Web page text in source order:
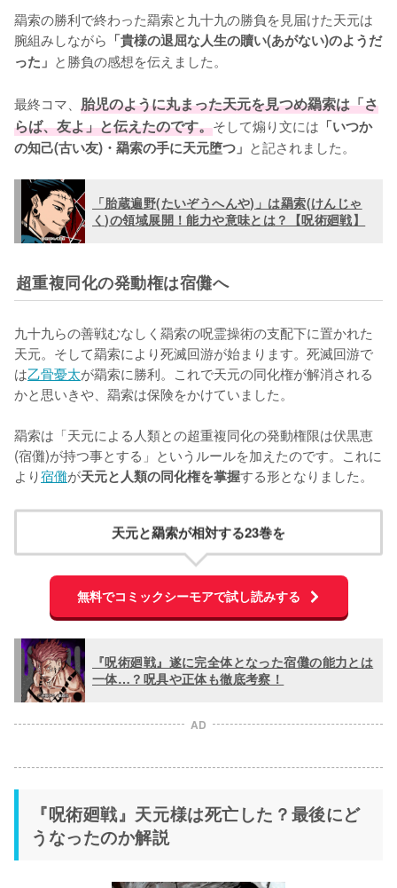
羂索の勝利で終わった羂索と九十九の勝負を見届けた天元は
腕組みしながら 「貴様の退屈な人生の贖い(あがない)のようだ
った」 と勝負の感想を伝えました。
最終コマ、 胎児のように丸まった天元を見つめ羂索は「さ
らば、友よ」と伝えたのです。そして煽り文には 「いつか
の知己(古い友)・羂索の手に天元堕つ」 と記されました。
「胎蔵遍野(たいぞうへんや)」は羂索(けんじゃ
く)の領域展開！能力や意味とは？【呪術廻戦】
超重複同化の発動権は宿儺へ
九十九らの善戦むなしく羂索の呪霊操術の支配下に置かれた
天元。そして羂索により死滅回游が始まります。死滅回游で
は乙骨憂太が羂索に勝利。これで天元の同化権が解消される
かと思いきや、羂索は保険をかけていました。
羂索は「天元による人類との超重複同化の発動権限は伏黒恵
(宿儺)が持つ事とする」というルールを加えたのです。これに
より宿儺が天元と人類の同化権を掌握する形となりました。
天元と羂索が相対する23巻を
無料でコミックシーモアで試し読みする
『呪術廻戦』遂に完全体となった宿儺の能力とは
一体…？呪具や正体も徹底考察！
AD
『呪術廻戦』天元様は死亡した？最後にど
うなったのか解説